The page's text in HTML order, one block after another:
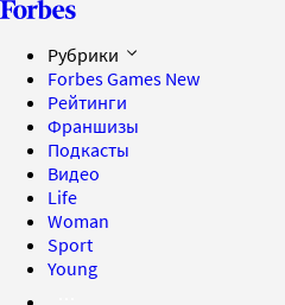
Рубрики
Forbes Games New
Рейтинги
Франшизы
Подкасты
Видео
Life
Woman
Sport
Young